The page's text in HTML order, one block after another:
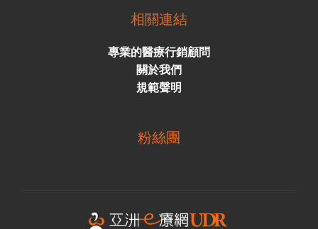
相關連結
專業的醫療行銷顧問
關於我們
規範聲明
粉絲團